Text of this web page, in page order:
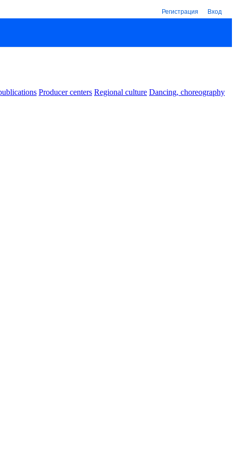
Регистрация Вход
Producer centers Regional culture Dancing, choreography